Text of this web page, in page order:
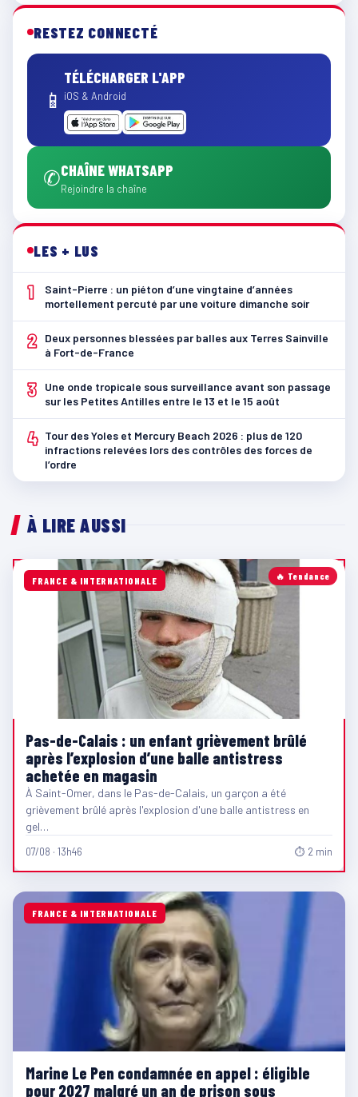
RESTEZ CONNECTÉ
📱
TÉLÉCHARGER L'APP
iOS & Android
✆CHAÎNE WHATSAPP
Rejoindre la chaîne
LES + LUS
1
Saint-Pierre : un piéton d’une vingtaine d’années
mortellement percuté par une voiture dimanche soir
2
Deux personnes blessées par balles aux Terres Sainville
à Fort-de-France
3
Une onde tropicale sous surveillance avant son passage
sur les Petites Antilles entre le 13 et le 15 août
4 Tour des Yoles et Mercury Beach 2026 : plus de 120
infractions relevées lors des contrôles des forces de
l’ordre
À LIRE AUSSI
🔥 Tendance
FRANCE & INTERNATIONALE
Pas-de-Calais : un enfant grièvement brûlé
après l’explosion d’une balle antistress
achetée en magasin
À Saint-Omer, dans le Pas-de-Calais, un garçon a été
grièvement brûlé après l'explosion d'une balle antistress en
gel…
07/08 · 13h46 ⏱ 2 min
FRANCE & INTERNATIONALE
Marine Le Pen condamnée en appel : éligible
pour 2027 malgré un an de prison sous